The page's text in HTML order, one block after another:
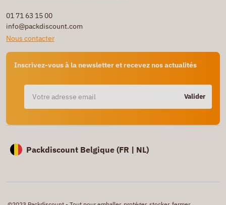
01 71 63 15 00
info@packdiscount.com
Nous contacter
Inscrivez-vous à la newsletter et recevez nos actualités
Valider
Packdiscount Belgique (FR | NL)